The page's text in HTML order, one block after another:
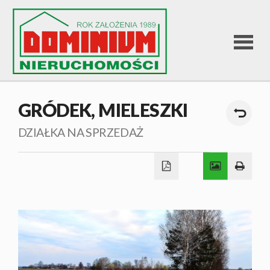
STRONA
OFERTA
OFERTA
GRÓDEK, MIELESZKI
DZIAŁKA NA SPRZEDAŻ